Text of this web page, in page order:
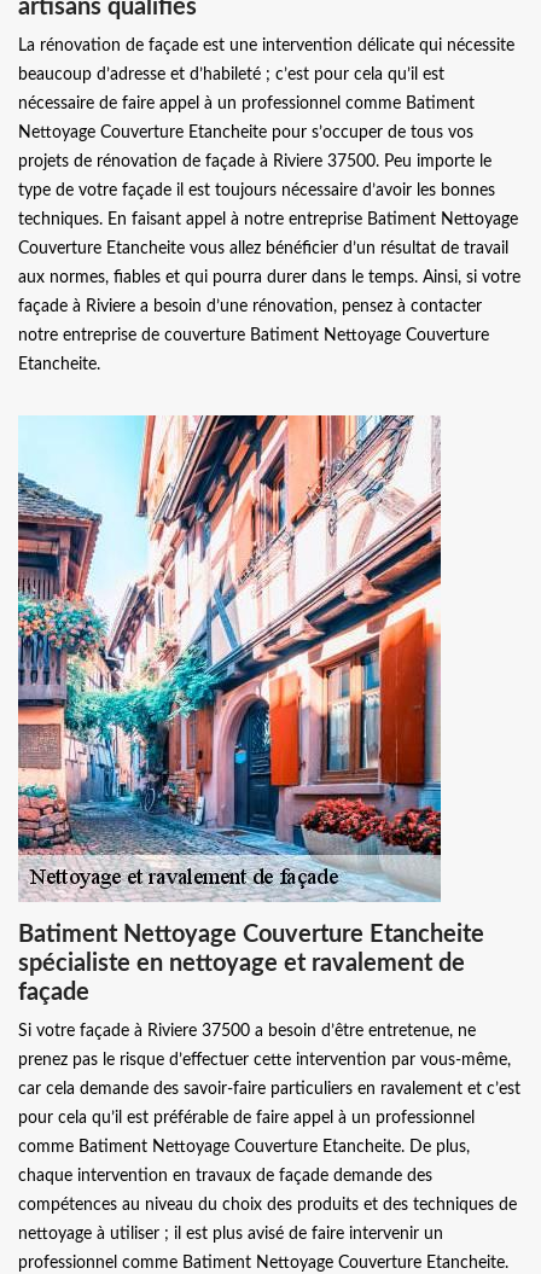
artisans qualifiés
La rénovation de façade est une intervention délicate qui nécessite
beaucoup d’adresse et d’habileté ; c’est pour cela qu’il est
nécessaire de faire appel à un professionnel comme Batiment
Nettoyage Couverture Etancheite pour s’occuper de tous vos
projets de rénovation de façade à Riviere 37500. Peu importe le
type de votre façade il est toujours nécessaire d’avoir les bonnes
techniques. En faisant appel à notre entreprise Batiment Nettoyage
Couverture Etancheite vous allez bénéficier d’un résultat de travail
aux normes, fiables et qui pourra durer dans le temps. Ainsi, si votre
façade à Riviere a besoin d’une rénovation, pensez à contacter
notre entreprise de couverture Batiment Nettoyage Couverture
Etancheite.
Batiment Nettoyage Couverture Etancheite
spécialiste en nettoyage et ravalement de
façade
Si votre façade à Riviere 37500 a besoin d’être entretenue, ne
prenez pas le risque d’effectuer cette intervention par vous-même,
car cela demande des savoir-faire particuliers en ravalement et c’est
pour cela qu’il est préférable de faire appel à un professionnel
comme Batiment Nettoyage Couverture Etancheite. De plus,
chaque intervention en travaux de façade demande des
compétences au niveau du choix des produits et des techniques de
nettoyage à utiliser ; il est plus avisé de faire intervenir un
professionnel comme Batiment Nettoyage Couverture Etancheite.